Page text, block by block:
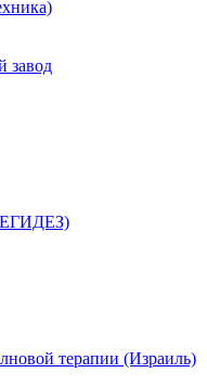
завод
терапии (Израиль)